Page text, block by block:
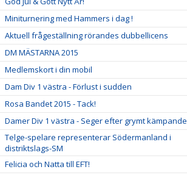
Miniturnering med Hammers i dag !
Aktuell frågeställning rörandes dubbellicens
DM MÄSTARNA 2015
Medlemskort i din mobil
Dam Div 1 västra - Förlust i sudden
Rosa Bandet 2015 - Tack!
Damer Div 1 västra - Seger efter grymt kämpande
Telge-spelare representerar Södermanland i
distriktslags-SM
Felicia och Natta till EFT!